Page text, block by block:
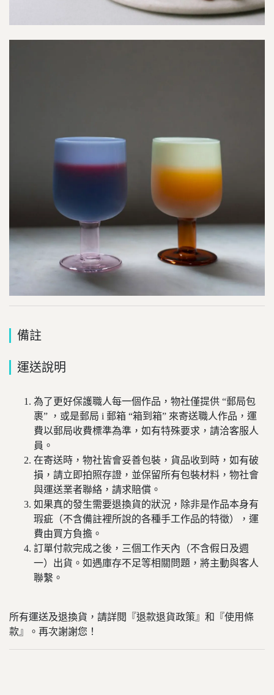
備註
運送說明
為了更好保護職人每一個作品，物社僅提供 “郵局包
裹” ，或是郵局 i 郵箱 “箱到箱” 來寄送職人作品，運
費以郵局收費標準為準，如有特殊要求，請洽客服人
員。
在寄送時，物社皆會妥善包裝，貨品收到時，如有破
損，請立即拍照存證，並保留所有包裝材料，物社會
與運送業者聯絡，請求賠償。
如果真的發生需要退換貨的狀況，除非是作品本身有
瑕疵（不含備註裡所說的各種手工作品的特徵），運
費由買方負擔。
訂單付款完成之後，三個工作天內（不含假日及週
一）出貨。如遇庫存不足等相關問題，將主動與客人
聯繫。
所有運送及退換貨，請詳閱『退款退貨政策』和『使用條
款』。再次謝謝您！